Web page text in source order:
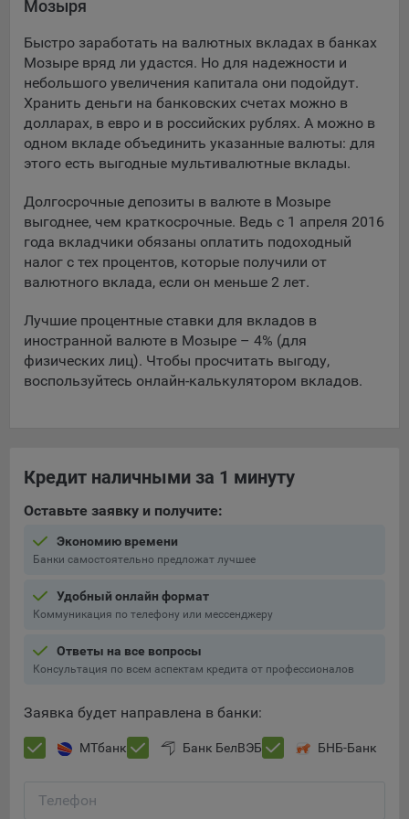
Подобные функции улучшают условия работы
9.3. Файлы cookie предпочтений, например, для настройки
контента. Данные файлы cookie собирают информацию о
выборе пользователя на сайте и его предпочтениях и
позволяют Обществу «запомнить» информацию о
выбранном пользователем городе и других местных
настройках для того, чтобы соответствующим образом
9.4. Аналитические файлы cookie, например
Яндекс.Метрика, Google Analytics. Данные файлы cookie
собирают информацию о том, как пользователь
использовал сайты, и позволяют Обществу вносить в них
улучшения.
Аналитические файлы cookie показывают, какие страницы
сайта Общества посещаются чаще всего, помогают
выявлять трудности, возникающие при использовании
сайта, а также позволяют оценить эффективность
9.5. Файлы cookie, применяемые для определения целевой
аудитории и в рекламных целях, например Яндекс.Метрика,
Технические/Функциональные, хранятся не более года;
Необходимые для функционирования веб-аналитических
платформ «Google Analytics», «Яндекс.Метрика»
передаются третьим лицам, часть из которых хранятся во
время пользования сайтом;
Остальные - не более года.
Отключение аналитических файлов cookie не позволяет
определять предпочтения пользователей сайта, в том числе
меры по совершенствованию работы сайта исходя из
Мозыря
Быстро заработать на валютных вкладах в банках
Мозыре вряд ли удастся. Но для надежности и
небольшого увеличения капитала они подойдут.
Хранить деньги на банковских счетах можно в
долларах, в евро и в российских рублях. А можно в
одном вкладе объединить указанные валюты: для
этого есть выгодные мультивалютные вклады.
Долгосрочные депозиты в валюте в Мозыре
выгоднее, чем краткосрочные. Ведь с 1 апреля 2016
года вкладчики обязаны оплатить подоходный
налог с тех процентов, которые получили от
валютного вклада, если он меньше 2 лет.
Лучшие процентные ставки для вкладов в
иностранной валюте в Мозыре – 4% (для
физических лиц). Чтобы просчитать выгоду,
воспользуйтесь онлайн-калькулятором вкладов.
Кредит наличными за 1 минуту
Оставьте заявку и получите:
Экономию времени
Банки самостоятельно предложат лучшее
Удобный онлайн формат
Коммуникация по телефону или мессенджеру
Ответы на все вопросы
Консультация по всем аспектам кредита от профессионалов
Заявка будет направлена в банки:
МТбанк Банк БелВЭБ БНБ-Банк
Телефон